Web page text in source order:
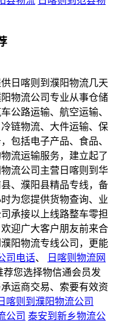
日喀则到濮阳物流几天
物流公司专业从事仓储
公路运输、航空运输、
链物流、大件运输、保
包括电子产品、食品、
流运输服务，建立起了
流公司主营日喀则到华
、濮阳县精品专线，备
为您提供货物查询、业
承接以上线路整车零担
迎广大客户朋友前来合
阳物流专线公司，更能
司电话、
日喀则物流网
您选择物信通会员发
运商交易、索要有效资
喀则到濮阳物流公司
公司 泰安到新乡物流公